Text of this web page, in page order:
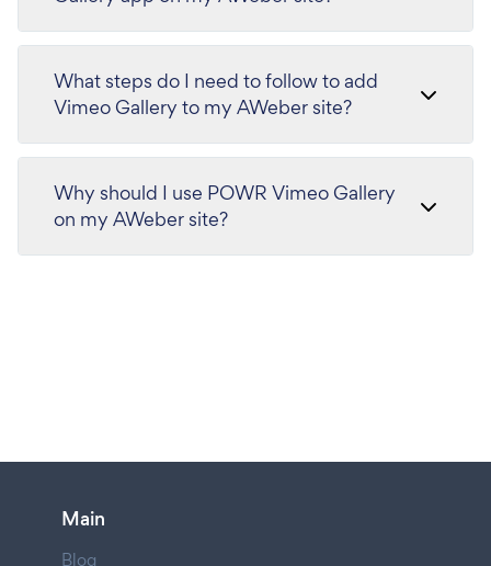
What steps do I need to follow to add
Vimeo Gallery to my AWeber site?
Why should I use POWR Vimeo Gallery
on my AWeber site?
Main
Blog